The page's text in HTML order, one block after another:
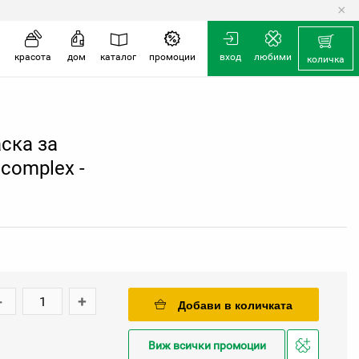
×
вход любими количка
красота дом каталог промоции
за
-
+ Добави в количката
Виж всички промоции